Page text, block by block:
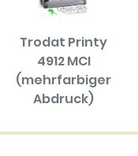
Trodat Printy
4912 MCI
(mehrfarbiger
Abdruck)